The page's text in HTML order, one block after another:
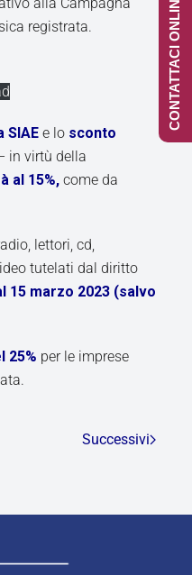
registrata.
SIAE e lo sconto
in virtù della
al 15%, come da
lettori, cd,
tutelati dal diritto
15 marzo 2023 (salvo
25% per le imprese
Successivi
CONTATTACI ONLINE